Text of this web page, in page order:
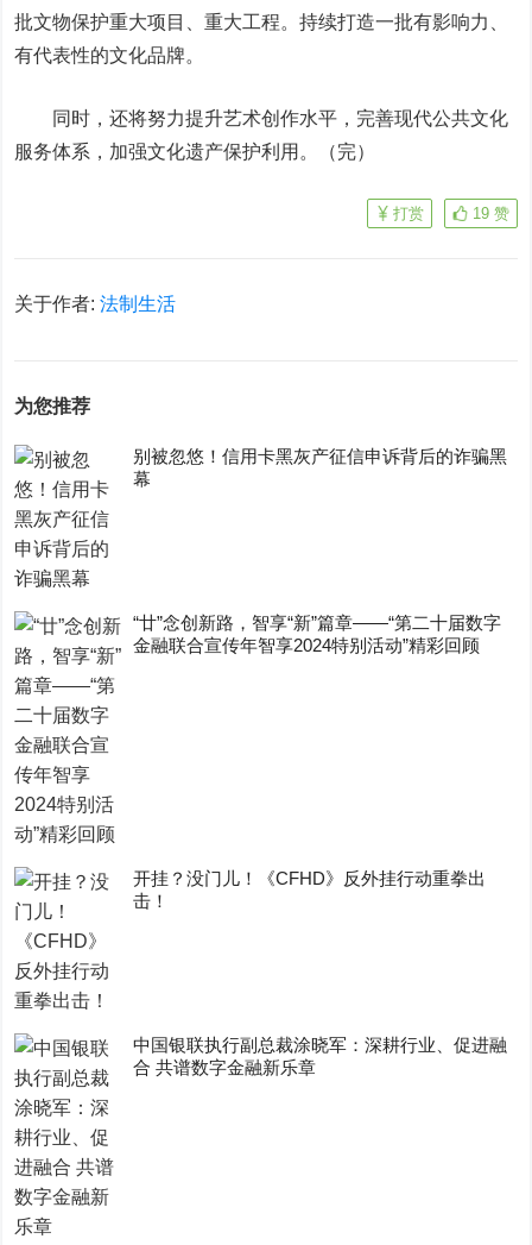
批文物保护重大项目、重大工程。持续打造一批有影响力、
有代表性的文化品牌。
同时，还将努力提升艺术创作水平，完善现代公共文化
服务体系，加强文化遗产保护利用。（完）
19 赞
打赏
关于作者:法制生活
为您推荐
别被忽悠！信用卡黑灰产征信申诉背后的诈骗黑
幕
“廿”念创新路，智享“新”篇章——“第二十届数字
金融联合宣传年智享2024特别活动”精彩回顾
开挂？没门儿！《CFHD》反外挂行动重拳出
击！
中国银联执行副总裁涂晓军：深耕行业、促进融
合 共谱数字金融新乐章